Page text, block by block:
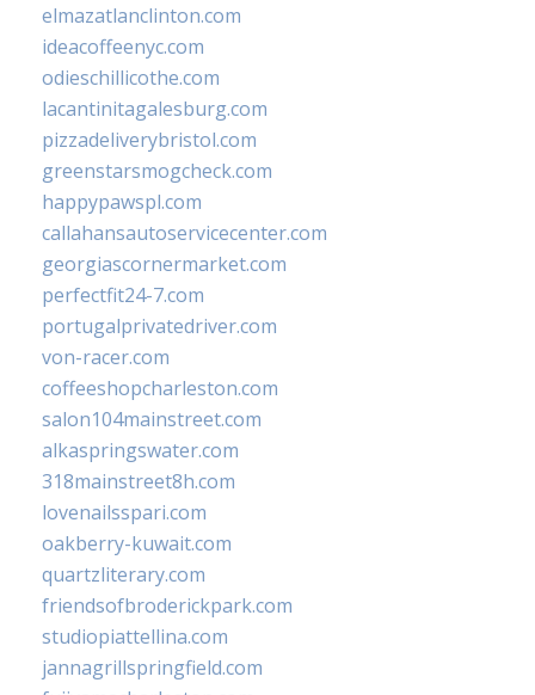
elmazatlanclinton.com
ideacoffeenyc.com
odieschillicothe.com
lacantinitagalesburg.com
pizzadeliverybristol.com
greenstarsmogcheck.com
happypawspl.com
callahansautoservicecenter.com
georgiascornermarket.com
perfectfit24-7.com
portugalprivatedriver.com
von-racer.com
coffeeshopcharleston.com
salon104mainstreet.com
alkaspringswater.com
318mainstreet8h.com
lovenailsspari.com
oakberry-kuwait.com
quartzliterary.com
friendsofbroderickpark.com
studiopiattellina.com
jannagrillspringfield.com